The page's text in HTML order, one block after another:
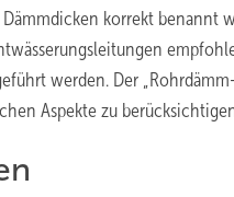
korrekt benannt
werden. Der
Aspekte zu